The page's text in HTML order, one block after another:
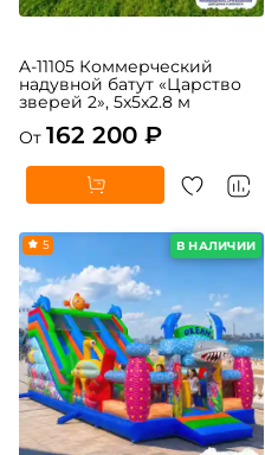
A-11105 Коммерческий
надувной батут «Царство
зверей 2», 5x5x2.8 м
162 200 ₽
В НАЛИЧИИ
5